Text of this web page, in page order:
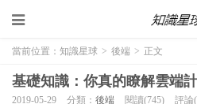
當前位置： 知識星球 > 後端 > 正文
基礎知識：你真的瞭解雲端
2019-05-29 分類： 後端 閱讀(745) 評論